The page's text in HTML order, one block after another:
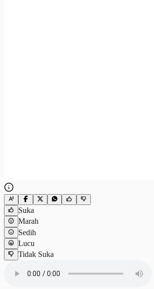
Suka
Marah
Sedih
Lucu
Tidak Suka